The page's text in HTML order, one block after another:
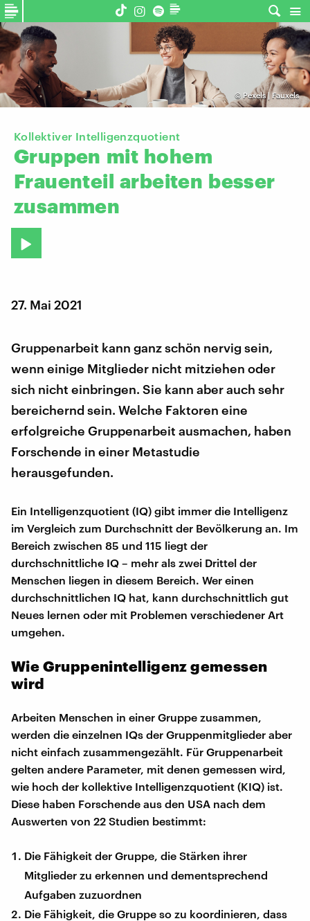
© Pexels | Fauxels
Kollektiver Intelligenzquotient
Gruppen mit hohem
Frauenteil arbeiten besser
zusammen
27. Mai 2021
Gruppenarbeit kann ganz schön nervig sein,
wenn einige Mitglieder nicht mitziehen oder
sich nicht einbringen. Sie kann aber auch sehr
bereichernd sein. Welche Faktoren eine
erfolgreiche Gruppenarbeit ausmachen, haben
Forschende in einer Metastudie
herausgefunden.
Ein Intelligenzquotient (IQ) gibt immer die Intelligenz
im Vergleich zum Durchschnitt der Bevölkerung an. Im
Bereich zwischen 85 und 115 liegt der
durchschnittliche IQ – mehr als zwei Drittel der
Menschen liegen in diesem Bereich. Wer einen
durchschnittlichen IQ hat, kann durchschnittlich gut
Neues lernen oder mit Problemen verschiedener Art
umgehen.
Wie Gruppenintelligenz gemessen
wird
Arbeiten Menschen in einer Gruppe zusammen,
werden die einzelnen IQs der Gruppenmitglieder aber
nicht einfach zusammengezählt. Für Gruppenarbeit
gelten andere Parameter, mit denen gemessen wird,
wie hoch der kollektive Intelligenzquotient (KIQ) ist.
Diese haben Forschende aus den USA nach dem
Auswerten von 22 Studien bestimmt:
Die Fähigkeit der Gruppe, die Stärken ihrer
Mitglieder zu erkennen und dementsprechend
Aufgaben zuzuordnen
Die Fähigkeit, die Gruppe so zu koordinieren, dass